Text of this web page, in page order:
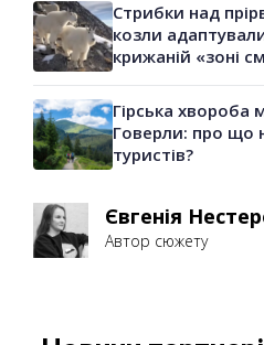
Стрибки над
козли
крижаній «зоні
Гірська
Говерли: про що
туристів?
Євгенія
Автор сюжету